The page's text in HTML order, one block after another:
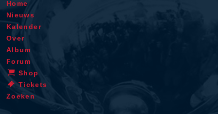
Home
Nieuws
Kalender
Over
Album
Forum
Shop
Tickets
Zoeken